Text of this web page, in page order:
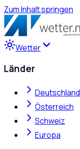
Zum Inhalt springen
Wetter
Länder
Deutschland
Österreich
Schweiz
Europa